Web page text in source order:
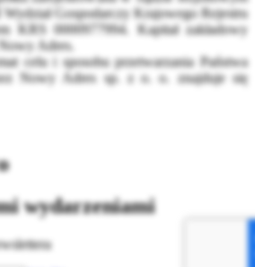
Gospodarczy Krajowego Rejestru
KRS 0000977994. Kapitał zakładowy
Adres.
celu i sposobu przetwarzania Państwa
Nowy Adres sp. z o. o. znajduje się
wydarzeniami